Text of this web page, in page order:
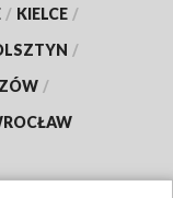
/ KIELCE /
/
/